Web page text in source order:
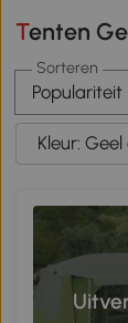
Tenten
Sorteren
Populariteit
Kleur: